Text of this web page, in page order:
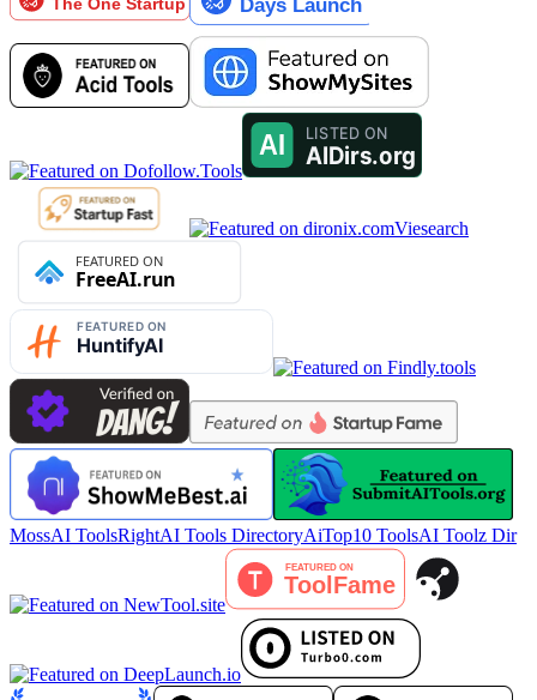
Viesearch
MossAI ToolsRightAI Tools DirectoryAiTop10 ToolsAI Toolz Dir